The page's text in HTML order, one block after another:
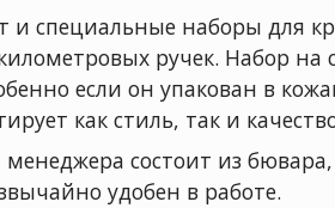
и специальные наборы для
ручек. Набор
если он упакован в
как стиль, так и
менеджера состоит из
удобен в работе.